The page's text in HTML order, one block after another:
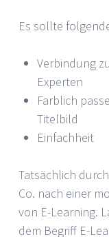
Es sollte
Verbindung
Experten
Farblich
Titelbild
Einfachheit
Tatsächlich
Co. nach einer
von E-Learning.
dem Begriff E-